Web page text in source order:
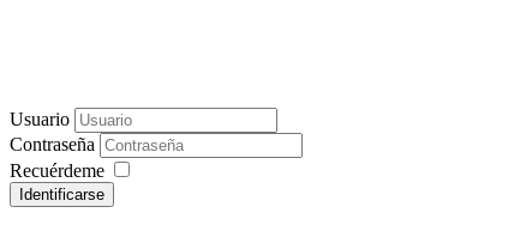
Usuario
Contraseña
Recuérdeme
Identificarse